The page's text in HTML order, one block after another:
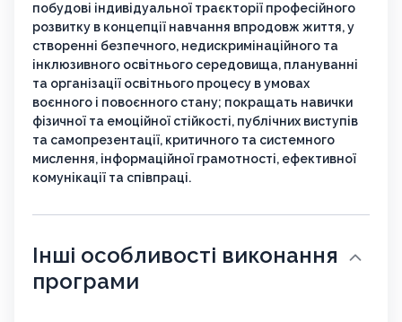
побудові індивідуальної траєкторії професійного
розвитку в концепції навчання впродовж життя, у
створенні безпечного, недискримінаційного та
інклюзивного освітнього середовища, плануванні
та організації освітнього процесу в умовах
воєнного і повоєнного стану; покращать навички
фізичної та емоційної стійкості, публічних виступів
та самопрезентації, критичного та системного
мислення, інформаційної грамотності, ефективної
комунікації та співпраці.
Інші особливості виконання
програми